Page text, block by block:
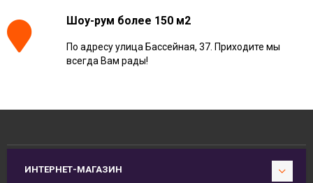
Шоу-рум более 150 м2
По адресу улица Бассейная, 37. Приходите мы
всегда Вам рады!
ИНТЕРНЕТ-МАГАЗИН